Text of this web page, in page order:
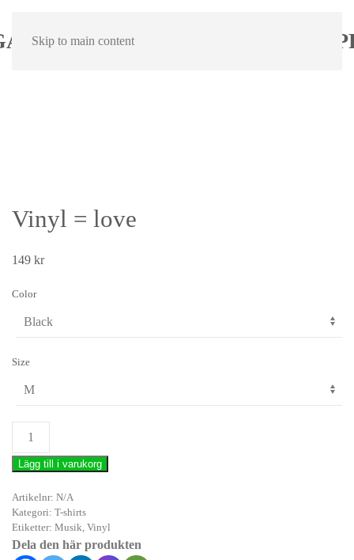
Skip to main content
Vinyl = love
149 kr
Color
Size
Vinyl
=
love
mängd
Lägg till i varukorg
Artikelnr: N/A
Kategori: T-shirts
Etiketter: Musik, Vinyl
Dela den här produkten